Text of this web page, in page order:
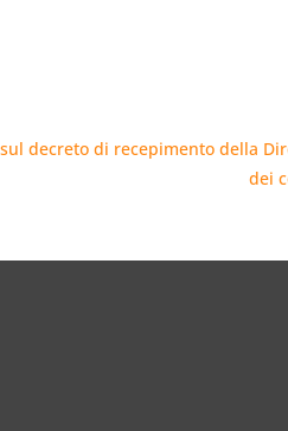
decreto di recepimento della
dei